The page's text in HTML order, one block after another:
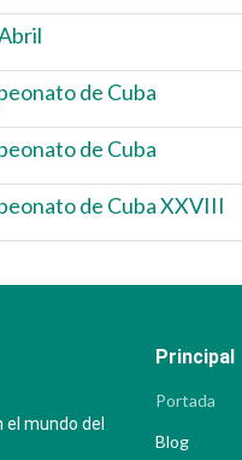
de Cuba
de Cuba
de Cuba XXVIII
mundo del
Principal
Portada
Blog